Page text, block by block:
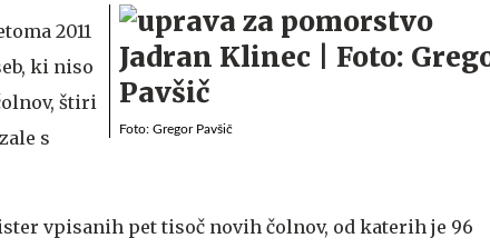
Foto: Gregor Pavšič
2011
ki niso
štiri
s
vpisanih pet tisoč novih čolnov, od katerih je 96